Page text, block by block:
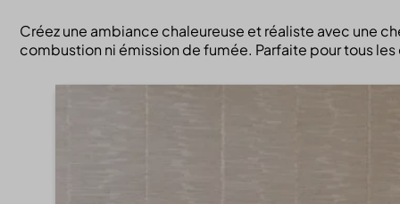
Créez une ambiance chaleureuse et réaliste avec une
combustion ni émission de fumée. Parfaite pour tous